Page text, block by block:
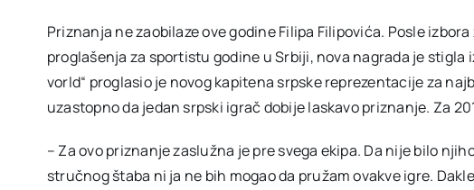
Priznanja ne zaobilaze ove godine Filipa Filipovića. Posle
proglašenja za sportistu godine u Srbiji, nova nagrada je stigla
vorld“ proglasio je novog kapitena srpske reprezentacije za
uzastopno da jedan srpski igrač dobije laskavo priznanje. Za
– Za ovo priznanje zaslužna je pre svega ekipa. Da nije bilo
stručnog štaba ni ja ne bih mogao da pružam ovakve igre.